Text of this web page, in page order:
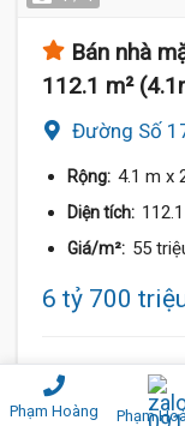
Phạm Hoàng Phạm
Bán nhà
112.1 m²
Đường Số
Rộng: 4.1 m x
Diện tích:
Giá/m²: 55
6 tỷ 700
Phạm